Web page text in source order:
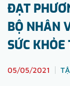
ĐẠT
BỘ NHÂN
SỨC
05/05/2021